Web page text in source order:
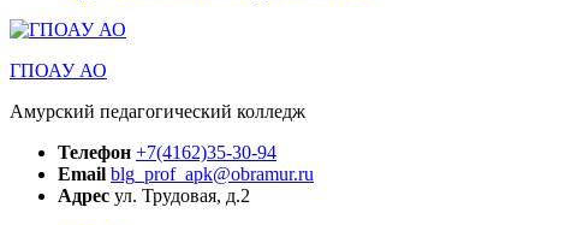
ГПОАУ АО
Амурский педагогический колледж
Телефон +7(4162)35-30-94
Email blg_prof_apk@obramur.ru
Адрес ул. Трудовая, д.2